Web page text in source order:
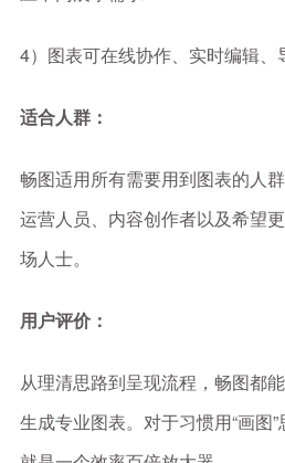
4）图表可在线协作、实时编辑
适合人群：
畅图适用所有需要用到图表的人
运营人员、内容创作者以及希望
场人士。
用户评价：
从理清思路到呈现流程，畅图都
生成专业图表。对于习惯用“画图